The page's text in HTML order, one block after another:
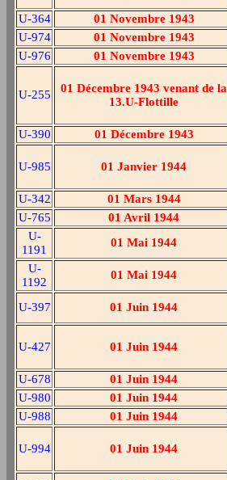
U-364
01 Novembre 1943
U-974
01 Novembre 1943
U-976
01 Novembre 1943
U-255
01 Décembre 1943 venant de la
13.U-Flottille
U-390 01 Décembre 1943
U-985 01 Janvier 1944
U-342 01 Mars 1944
U-765
01 Avril 1944
U-
1191
01 Mai 1944
U-
1192
01 Mai 1944
U-397 01 Juin 1944
U-427 01 Juin 1944
U-678 01 Juin 1944
U-980
01 Juin 1944
U-988
01 Juin 1944
U-994 01 Juin 1944